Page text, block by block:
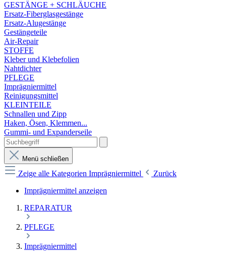
GESTÄNGE + SCHLÄUCHE
Ersatz-Fiberglasgestänge
Ersatz-Alugestänge
Gestängeteile
Air-Repair
STOFFE
Kleber und Klebefolien
Nahtdichter
PFLEGE
Imprägniermittel
Reinigungsmittel
KLEINTEILE
Schnallen und Zipp
Haken, Ösen, Klemmen...
Gummi- und Expanderseile
Menü schließen
Zeige alle Kategorien Imprägniermittel
Zurück
Imprägniermittel anzeigen
REPARATUR
PFLEGE
Imprägniermittel